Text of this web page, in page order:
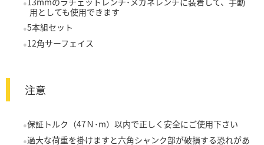
用としても使用できます
5本組セット
12角サーフェイス
注意
保証トルク（47Ｎ･m）以内で正しく安全にご使用下さい
過大な荷重を掛けますと六角シャンク部が破損する恐れがあ